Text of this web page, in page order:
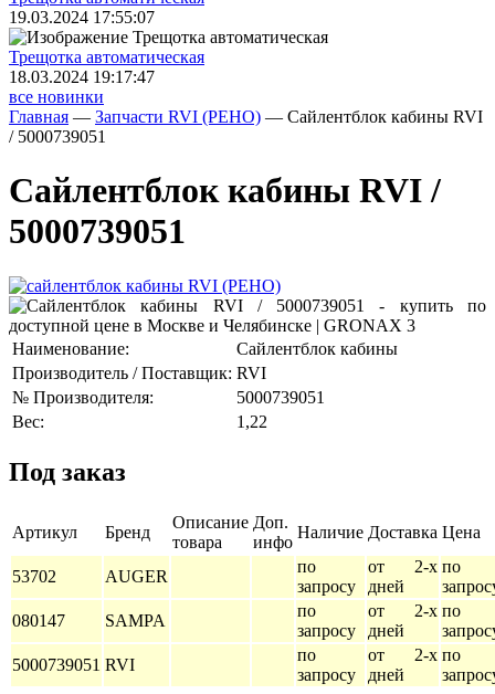
19.03.2024 17:55:07
Трещoтка автоматическая
18.03.2024 19:17:47
все новинки
Главная — Запчасти RVI (РЕНО) — Сайлентблок кабины RVI
/ 5000739051
Сайлентблок кабины RVI /
5000739051
Наименование:
Сайлентблок кабины
Производитель / Поставщик: RVI
№ Производителя:
5000739051
Вес:
1,22
Под заказ
Артикул Бренд
Описание
товара
Доп.
инфо
Наличие Доставка Цена
53702 AUGER
по
запросу
от 2-х
дней
по
080147
SAMPA
по
запросу
от 2-х
дней
по
5000739051 RVI
по
запросу
от 2-х
дней
по